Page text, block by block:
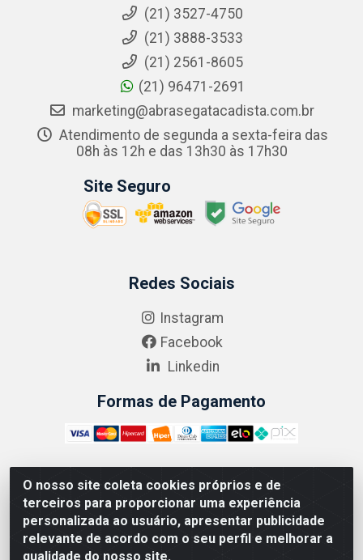
O nosso site coleta cookies próprios e de
terceiros para proporcionar uma experiência
personalizada ao usuário, apresentar publicidade
relevante de acordo com o seu perfil e melhorar a
qualidade do nosso site.
(21) 3527-4750
(21) 3888-3533
(21) 2561-8605
(21) 96471-2691
marketing@abrasegatacadista.com.br
Atendimento de segunda a sexta-feira das
08h às 12h e das 13h30 às 17h30
Site Seguro
Redes Sociais
Instagram
Facebook
Linkedin
Formas de Pagamento
ABRASEG COMÉRCIO ATACADISTA LTDA - CNPJ:
10.894.768/0001-00 - Avenida Lobo Júnior, 1045 -
Penha Circular - Rio de Janeiro - RJ - CEP 21020-124